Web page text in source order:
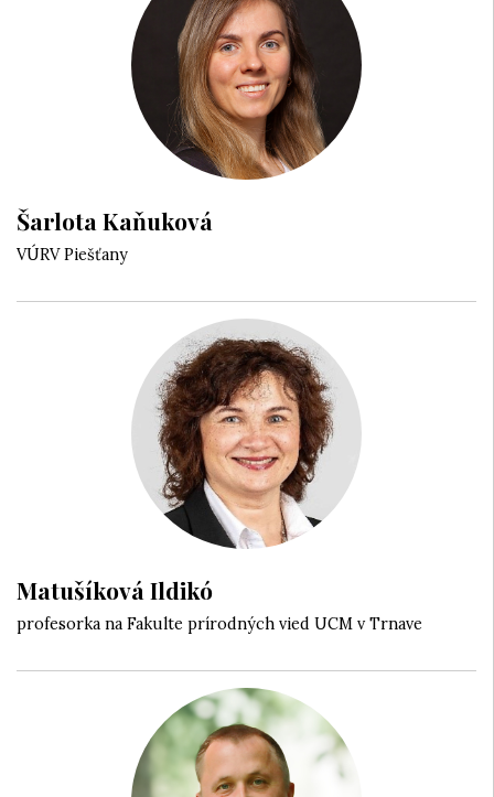
Šarlota Kaňuková
VÚRV Piešťany
Matušíková Ildikó
profesorka na Fakulte prírodných vied UCM v Trnave